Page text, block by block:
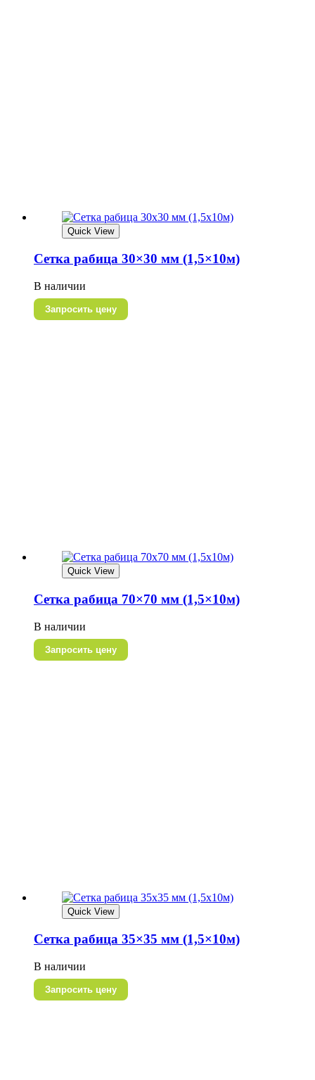
Quick View
Сетка рабица 30×30 мм (1,5×10м)
В наличии
Запросить цену
Quick View
Сетка рабица 70×70 мм (1,5×10м)
В наличии
Запросить цену
Quick View
Сетка рабица 35×35 мм (1,5×10м)
В наличии
Запросить цену